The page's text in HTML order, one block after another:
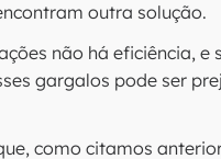
outra solução.
não há eficiência,
gargalos pode ser
como citamos